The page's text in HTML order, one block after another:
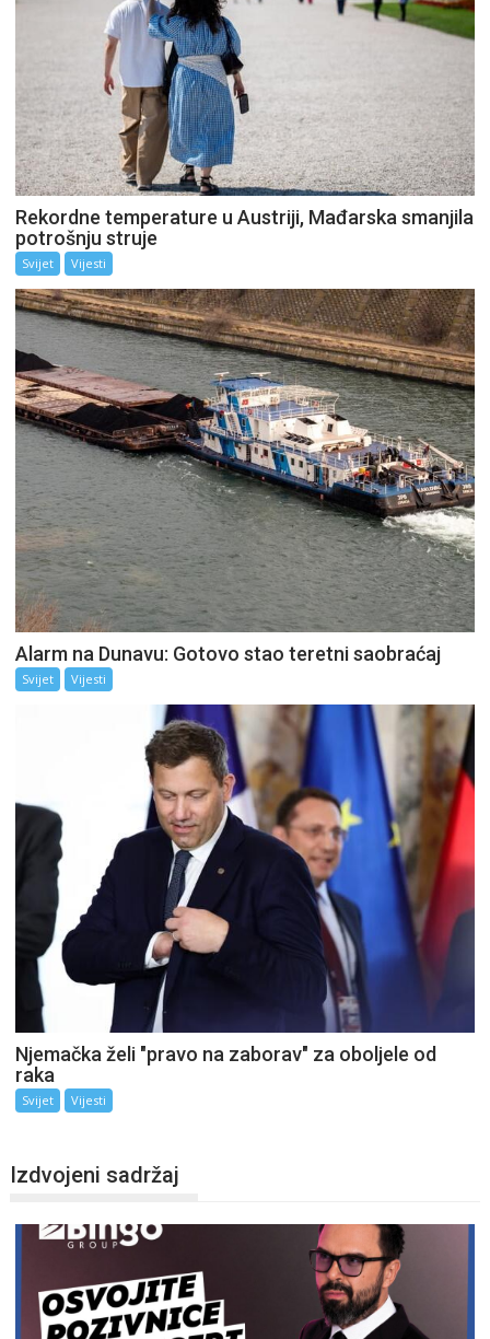
Rekordne temperature u Austriji, Mađarska smanjila
potrošnju struje
Svijet Vijesti
Alarm na Dunavu: Gotovo stao teretni saobraćaj
Svijet Vijesti
Njemačka želi "pravo na zaborav" za oboljele od
raka
Svijet Vijesti
Izdvojeni sadržaj